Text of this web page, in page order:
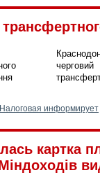
Налоговая информирует
картка